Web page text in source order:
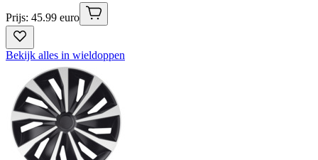
Prijs: 45.99 euro
Bekijk alles in wieldoppen